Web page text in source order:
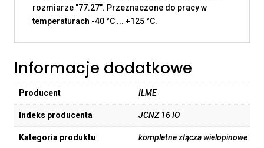
rozmiarze "77.27". Przeznaczone do pracy w
temperaturach -40 °C ... +125 °C.
Informacje dodatkowe
Producent ILME
Indeks producenta JCNZ 16 IO
Kategoria produktu kompletne złącza wielopinowe